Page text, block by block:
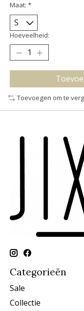
Maat: *
Hoeveelheid:
Toevoegen om te
Categorieën
Sale
Collectie